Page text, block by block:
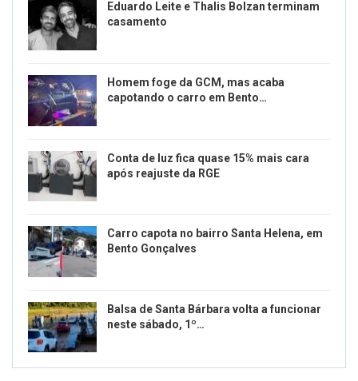
Eduardo Leite e Thalis Bolzan terminam
casamento
Homem foge da GCM, mas acaba
capotando o carro em Bento…
Conta de luz fica quase 15% mais cara
após reajuste da RGE
Carro capota no bairro Santa Helena, em
Bento Gonçalves
Balsa de Santa Bárbara volta a funcionar
neste sábado, 1º…